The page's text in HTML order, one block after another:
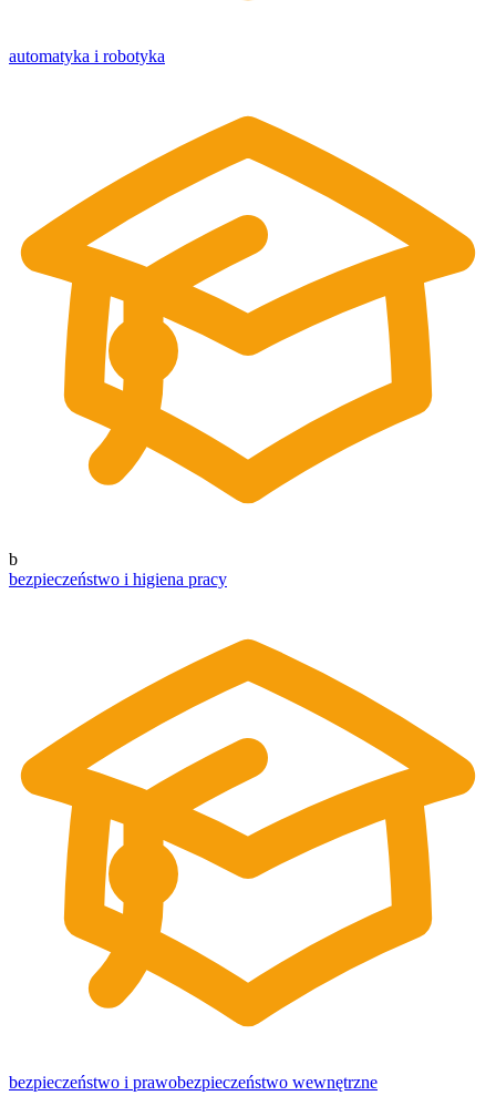
automatyka i robotyka
b
bezpieczeństwo i higiena pracy
bezpieczeństwo i prawobezpieczeństwo wewnętrzne